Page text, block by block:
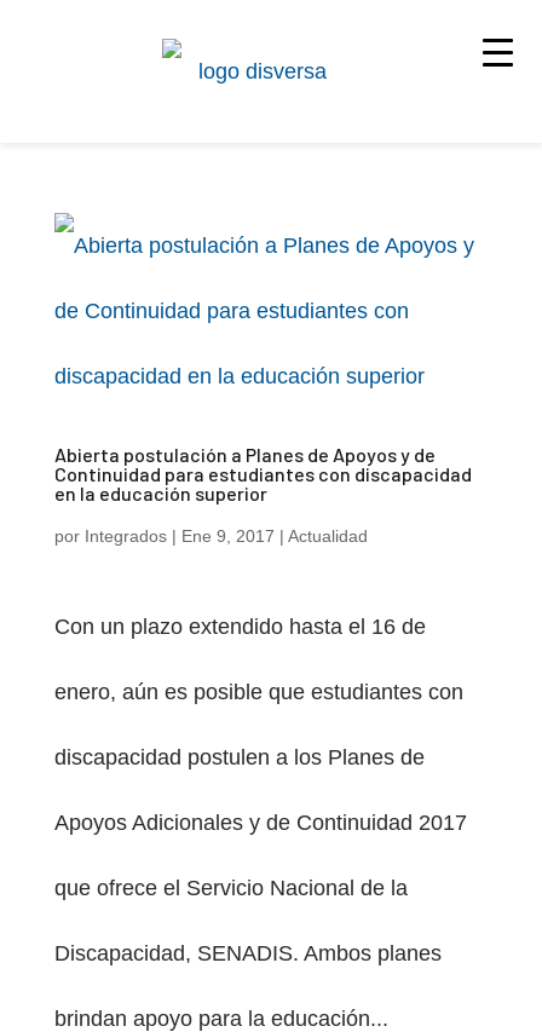
Abierta postulación a Planes de Apoyos y de
Continuidad para estudiantes con discapacidad
en la educación superior
por Integrados| Ene 9, 2017 | Actualidad
Con un plazo extendido hasta el 16 de
enero, aún es posible que estudiantes con
discapacidad postulen a los Planes de
Apoyos Adicionales y de Continuidad 2017
que ofrece el Servicio Nacional de la
Discapacidad, SENADIS. Ambos planes
brindan apoyo para la educación...